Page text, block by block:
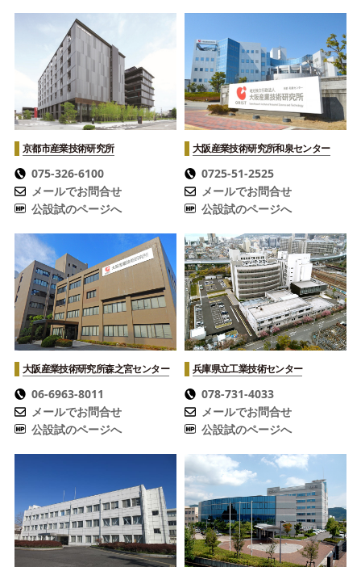
京都市産業技術研究所
075-326-6100
メールでお問合せ
公設試のページへ
大阪産業技術研究所和泉センター
0725-51-2525
メールでお問合せ
公設試のページへ
大阪産業技術研究所森之宮センター
06-6963-8011
メールでお問合せ
公設試のページへ
兵庫県立工業技術センター
078-731-4033
メールでお問合せ
公設試のページへ